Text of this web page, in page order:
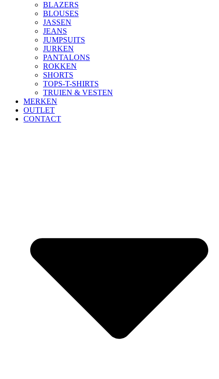
BLAZERS
BLOUSES
JASSEN
JEANS
JUMPSUITS
JURKEN
PANTALONS
ROKKEN
SHORTS
TOPS-T-SHIRTS
TRUIEN & VESTEN
MERKEN
OUTLET
CONTACT